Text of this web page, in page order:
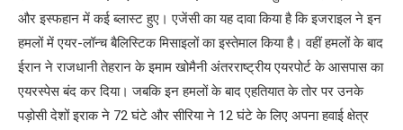
और इस्फहान में कई ब्लास्ट हुए। एजेंसी का यह दावा किया है कि इजराइल ने इन
हमलों में एयर-लॉन्च बैलिस्टिक मिसाइलों का इस्तेमाल किया है। वहीं हमलों के बाद
ईरान ने राजधानी तेहरान के इमाम खोमैनी अंतरराष्ट्रीय एयरपोर्ट के आसपास का
एयरस्पेस बंद कर दिया। जबकि इन हमलों के बाद एहतियात के तोर पर उनके
पड़ोसी देशों इराक ने 72 घंटे और सीरिया ने 12 घंटे के लिए अपना हवाई क्षेत्र